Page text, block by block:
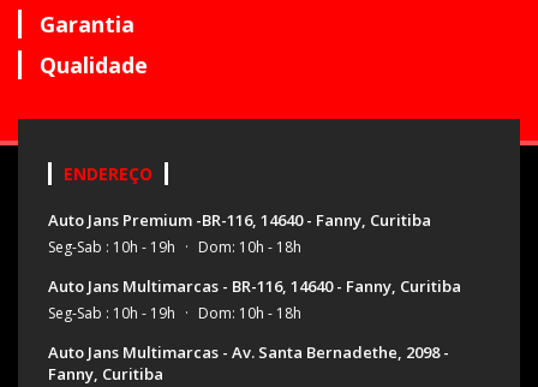
Garantia
Qualidade
ENDEREÇO
Auto Jans Premium -BR-116, 14640 - Fanny, Curitiba
Seg-Sab : 10h - 19h · Dom: 10h - 18h
Auto Jans Multimarcas - BR-116, 14640 - Fanny, Curitiba
Seg-Sab : 10h - 19h · Dom: 10h - 18h
Auto Jans Multimarcas - Av. Santa Bernadethe, 2098 -
Fanny, Curitiba